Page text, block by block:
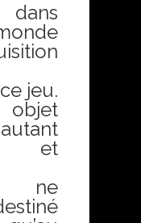
dans
jeu.
et
ne